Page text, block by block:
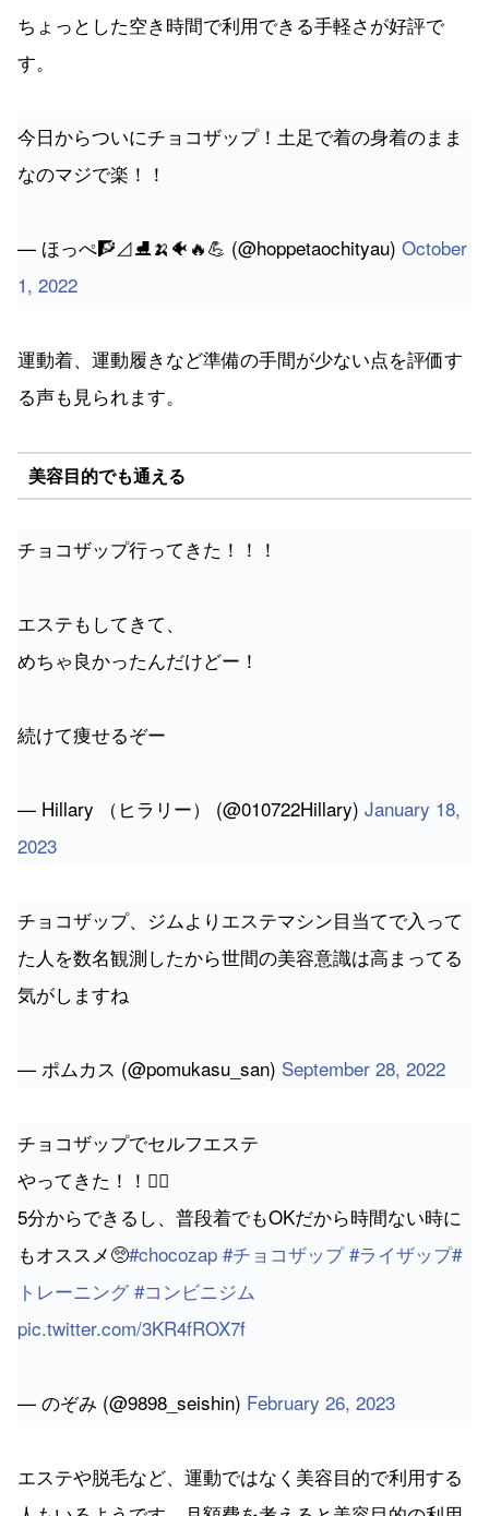
ちょっとした空き時間で利用できる手軽さが好評で
す。
今日からついにチョコザップ！土足で着の身着のまま
なのマジで楽！！
— ほっぺ🧗⊿⛸🍌🐠🔥💪 (@hoppetaochityau) October
1, 2022
運動着、運動履きなど準備の手間が少ない点を評価す
る声も見られます。
美容目的でも通える
チョコザップ行ってきた！！！
エステもしてきて、
めちゃ良かったんだけどー！
続けて痩せるぞー
— Hillary （ヒラリー） (@010722Hillary) January 18,
2023
チョコザップ、ジムよりエステマシン目当てで入って
た人を数名観測したから世間の美容意識は高まってる
気がしますね
— ポムカス (@pomukasu_san) September 28, 2022
チョコザップでセルフエステ
やってきた！！💆‍♀️
5分からできるし、普段着でもOKだから時間ない時に
もオススメ🥺#chocozap #チョコザップ #ライザップ#
トレーニング #コンビニジム
pic.twitter.com/3KR4fROX7f
— のぞみ (@9898_seishin) February 26, 2023
エステや脱毛など、運動ではなく美容目的で利用する